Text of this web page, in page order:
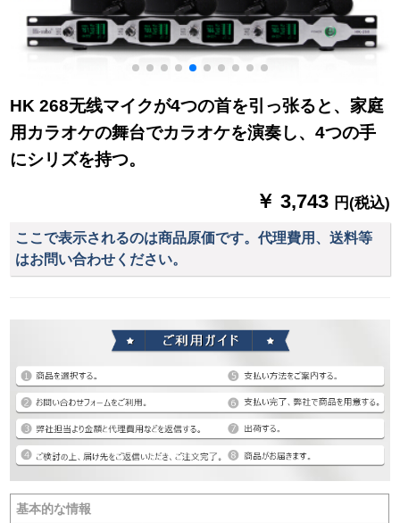
HK 268无线マイクが4つの首を引っ张ると、家庭
用カラオケの舞台でカラオケを演奏し、4つの手
にシリズを持つ。
￥ 3,743 円(税込)
ここで表示されるのは商品原価です。代理費用、送料等
はお問い合わせください。
基本的な情報